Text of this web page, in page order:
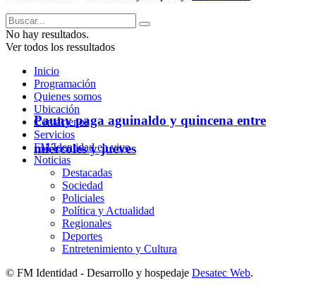
Pauny paga aguinaldo y quincena entre
miércoles y jueves
No hay resultados.
Ver todos los ressultados
Inicio
Programación
Quienes somos
Ubicación
Contáctenos
Servicios
FM Identidad en vivo
Noticias
Destacadas
Sociedad
Policiales
Política y Actualidad
Regionales
Deportes
Entretenimiento y Cultura
© FM Identidad - Desarrollo y hospedaje Desatec Web.